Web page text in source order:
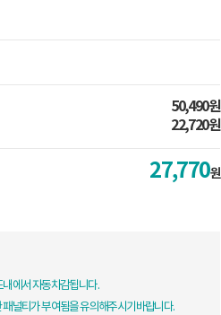
50,490원
22,720원
27,770원
에서 자동차감됩니다.
널티가 부여됨을 유의해주시기바랍니다.